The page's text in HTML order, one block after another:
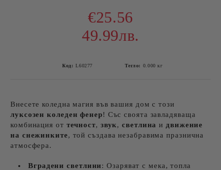
€25.56
49.99лв.
Код: L60277 Тегло: 0.000 кг
Внесете коледна магия във вашия дом с този
луксозен коледен фенер! Със своята завладяваща
комбинация от течност, звук,светлина и движение
на снежинките, той създава незабравима празнична
атмосфера.
Вградени светлини: Озаряват с мека, топла